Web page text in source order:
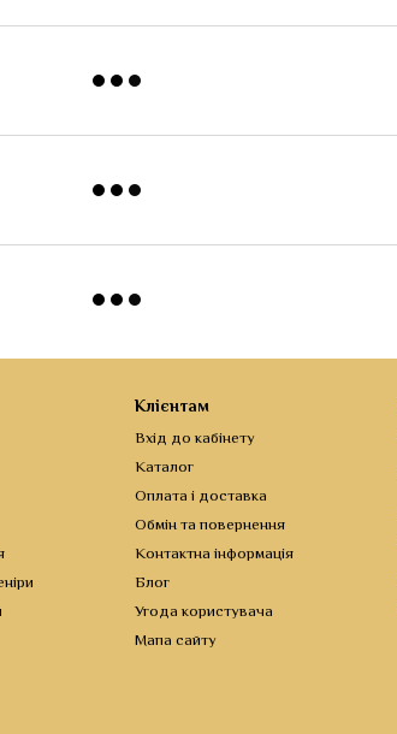
Клієнтам
Вхід до кабінету
Каталог
Оплата і доставка
Обмін та повернення
Контактна інформація
Блог
Угода користувача
Мапа сайту